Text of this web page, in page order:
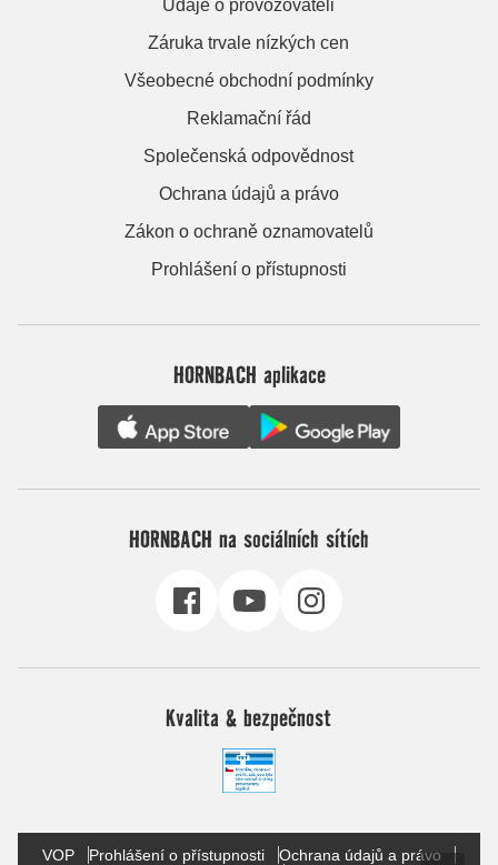
Údaje o provozovateli
Záruka trvale nízkých cen
Všeobecné obchodní podmínky
Reklamační řád
Společenská odpovědnost
Ochrana údajů a právo
Zákon o ochraně oznamovatelů
Prohlášení o přístupnosti
HORNBACH aplikace
HORNBACH na sociálních sítích
Kvalita & bezpečnost
VOP Prohlášení o přístupnosti
Ochrana údajů a právo